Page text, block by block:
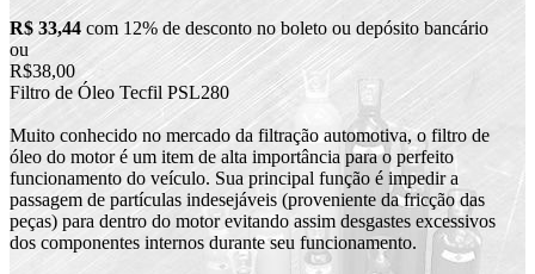
R$ 33,44 com 12% de desconto no boleto ou depósito bancário
ou
R$38,00
Filtro de Óleo Tecfil PSL280
Muito conhecido no mercado da filtração automotiva, o filtro de
óleo do motor é um item de alta importância para o perfeito
funcionamento do veículo. Sua principal função é impedir a
passagem de partículas indesejáveis (proveniente da fricção das
peças) para dentro do motor evitando assim desgastes excessivos
dos componentes internos durante seu funcionamento.